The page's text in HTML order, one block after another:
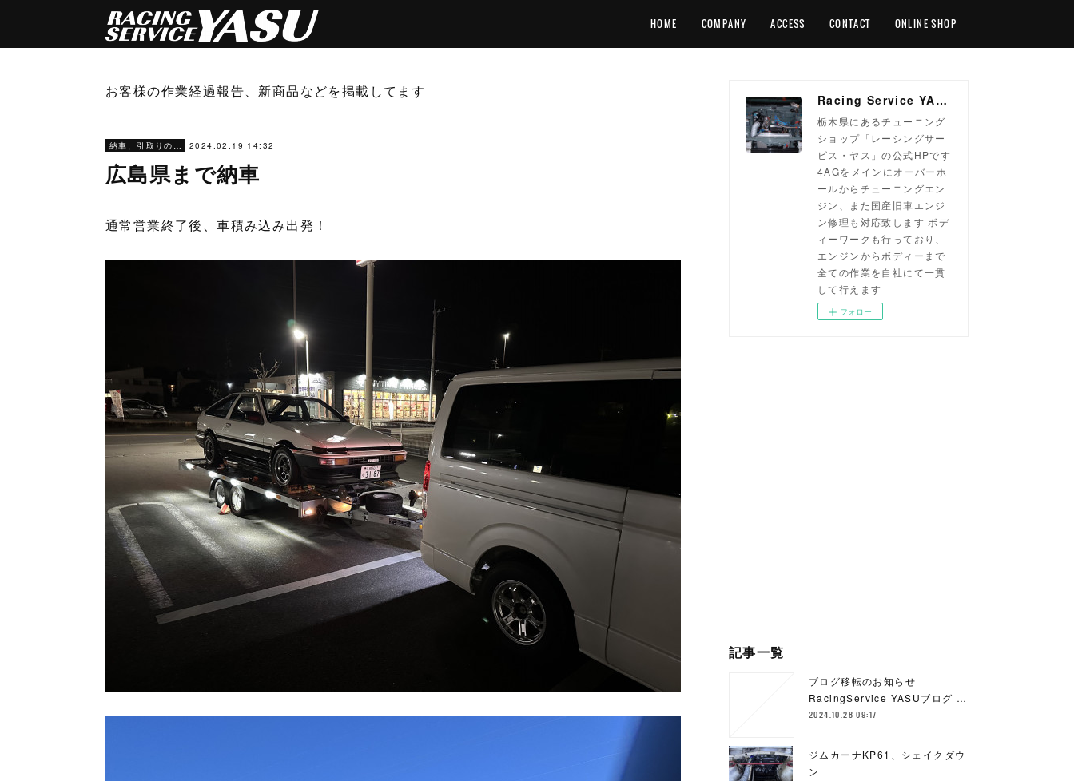
HOME COMPANY ACCESS CONTACT ONLINE SHOP
お客様の作業経過報告、新商品などを掲載してます
納車、引取りの旅 2024.02.19 14:32
広島県まで納車
通常営業終了後、車積み込み出発！
Racing Service YASU ~total tuning proshop~
栃木県にあるチューニング
ショップ「レーシングサー
ビス・ヤス」の公式HPです
4AGをメインにオーバーホ
ールからチューニングエン
ジン、また国産旧車エンジ
ン修理も対応致します ボデ
ィーワークも行っており、
エンジンからボディーまで
全ての作業を自社にて一貫
して行えます
フォロー
記事一覧
ブログ移転のお知らせ
RacingService YASUブログ …
2024.10.28 09:17
ジムカーナKP61、シェイクダウ
ン